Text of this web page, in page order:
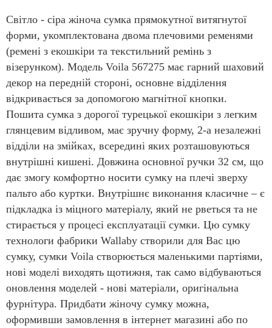
Світло - сіра жіноча сумка прямокутної витягнутої
форми, укомплектована двома плечовими ременями
(ремені з екошкіри та текстильний ремінь з
візерунком). Модель Voila 567275 має гарний шаховий
декор на передній стороні, основне відділення
відкривається за допомогою магнітної кнопки.
Пошита сумка з дорогої турецької екошкіри з легким
глянцевим відливом, має зручну форму, 2-а незалежні
відділи на змійках, всередині яких розташовуються
внутрішні кишені. Довжина основної ручки 32 см, що
дає змогу комфортно носити сумку на плечі зверху
пальто або куртки. Внутрішнє виконання класичне – є
підкладка із міцного матеріалу, який не рветься та не
стирається у процесі експлуатації сумки. Цю сумку
технологи фабрики Wallaby створили для Вас цю
сумку, сумки Voila створюється маленькими партіями,
нові моделі виходять щотижня, так само відбуваються
оновлення моделей - нові матеріали, оригінальна
фурнітура. Придбати жіночу сумку можна,
оформивши замовлення в інтернет магазині або по